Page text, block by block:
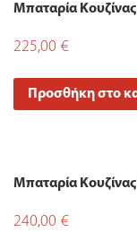
Μπαταρία
225,00 €
Προσθήκη στο
Μπαταρία
240,00 €